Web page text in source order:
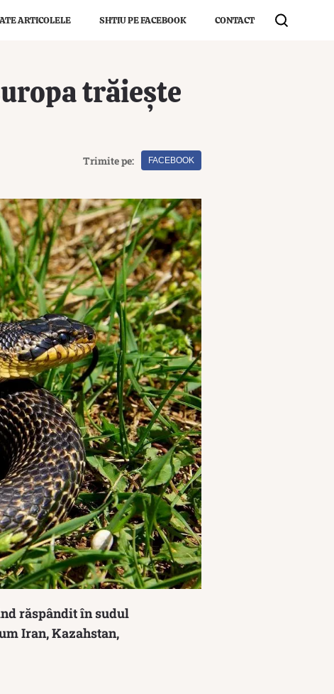
ARTICOLELE SHTIU PE FACEBOOK CONTACT
trăiește
Trimite pe: FACEBOOK
răspândit în sudul
Iran, Kazahstan,